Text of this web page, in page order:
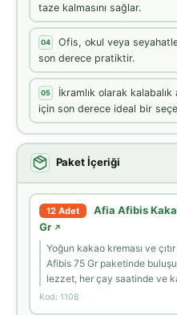
taze kalmasını sağlar.
04
Ofis, okul veya
son derece pratiktir.
05
İkramlık olarak
için son derece ideal bir
Paket İçeriği
12 Adet
Afia Afibis
Gr ↗
Yoğun kakao kreması ve
Afibis 75 Gr paketinde
lezzet, her çay saatinde ve
Kod: 1108